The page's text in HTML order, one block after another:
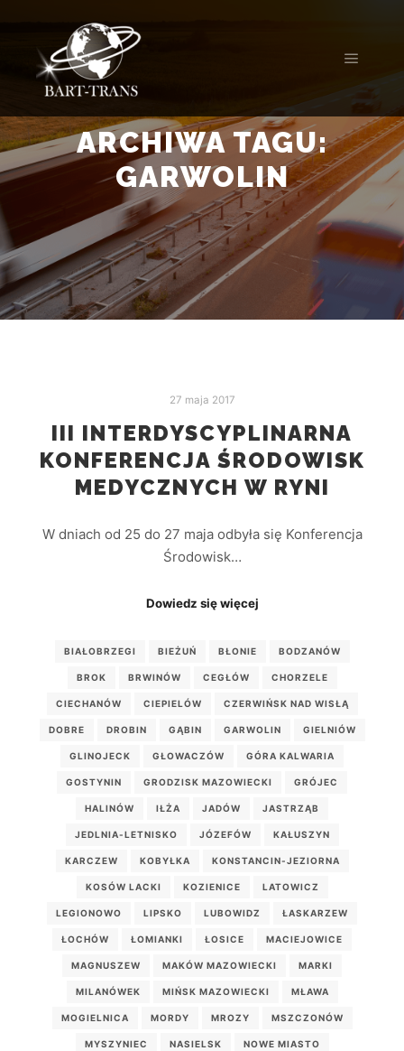
ARCHIWA TAGU:
GARWOLIN
27 maja 2017
III INTERDYSCYPLINARNA
KONFERENCJA ŚRODOWISK
MEDYCZNYCH W RYNI
W dniach od 25 do 27 maja odbyła się Konferencja
Środowisk…
Dowiedz się więcej
BIAŁOBRZEGI BIEŻUŃ BŁONIE BODZANÓW
BROK BRWINÓW CEGŁÓW CHORZELE
CIECHANÓW CIEPIELÓW CZERWIŃSK NAD WISŁĄ
DOBRE DROBIN GĄBIN GARWOLIN GIELNIÓW
GLINOJECK GŁOWACZÓW GÓRA KALWARIA
GOSTYNIN GRODZISK MAZOWIECKI GRÓJEC
HALINÓW IŁŻA JADÓW JASTRZĄB
JEDLNIA-LETNISKO JÓZEFÓW KAŁUSZYN
KARCZEW KOBYŁKA KONSTANCIN-JEZIORNA
KOSÓW LACKI KOZIENICE LATOWICZ
LEGIONOWO LIPSKO LUBOWIDZ ŁASKARZEW
ŁOCHÓW ŁOMIANKI ŁOSICE MACIEJOWICE
MAGNUSZEW MAKÓW MAZOWIECKI MARKI
MILANÓWEK MIŃSK MAZOWIECKI MŁAWA
MOGIELNICA MORDY MROZY MSZCZONÓW
MYSZYNIEC NASIELSK NOWE MIASTO